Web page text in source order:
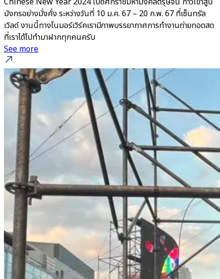
มังกรอย่างมั่งคั่ง ระหว่างวันที่ 10 ม.ค. 67 – 20 ก.พ. 67 ที่เซ็นทรัล
เวิลด์ งานนี้ทางโนมอร์เวิร์คเรามีภาพบรรยากาศการทำงานถ่ายทอดสด
ที่เราได้ไปทำมาฝากทุกคนครับ
See more